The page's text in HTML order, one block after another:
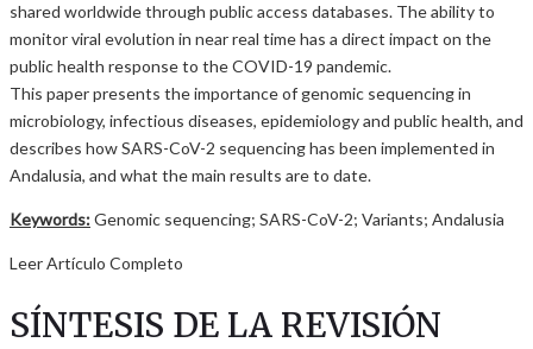
shared worldwide through public access databases. The ability to
monitor viral evolution in near real time has a direct impact on the
public health response to the COVID-19 pandemic.
This paper presents the importance of genomic sequencing in
microbiology, infectious diseases, epidemiology and public health, and
describes how SARS-CoV-2 sequencing has been implemented in
Andalusia, and what the main results are to date.
Keywords:Genomic sequencing; SARS-CoV-2; Variants; Andalusia
Leer Artículo Completo
SÍNTESIS DE LA REVISIÓN